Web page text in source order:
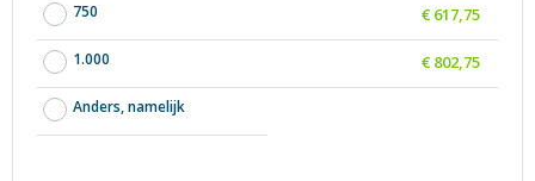
750
1.000
Anders, namelijk
€ 617,75
€ 802,75